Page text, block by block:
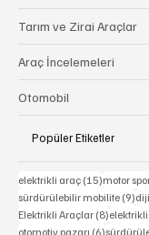
Tarım ve Zirai Araçlar
Araç İncelemeleri
Otomobil
Popüler Etiketler
elektrikli araç (15)15 yazı
motor
sürdürülebilir mobilite (9)9
Elektrikli Araçlar (8)8 yazı
otomotiv pazarı (6)6 yazı